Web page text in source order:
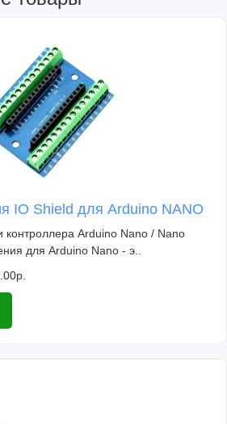
приемное устройство УВЧ.
решение для устройств с низким
интеграцию, что упрощает
периферийных устройств.
с дистанционным управлением
дистанционным управлением
с расстояния
управления для
дома
с дистанционным
IO Shield для Arduino NANO
контроллера Arduino Nano / Nano
для Arduino Nano - э..